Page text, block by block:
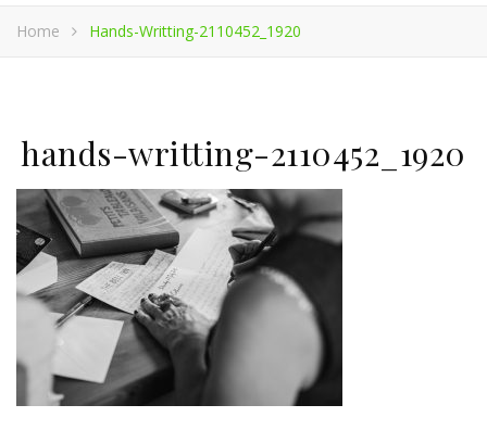
Home Hands-Writting-2110452_1920
hands-writting-2110452_1920